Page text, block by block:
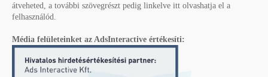
átveheted, a további szövegrészt pedig linkelve itt olvashatja el a
felhasználód.
Média felületeinket az AdsInteractive értékesíti: